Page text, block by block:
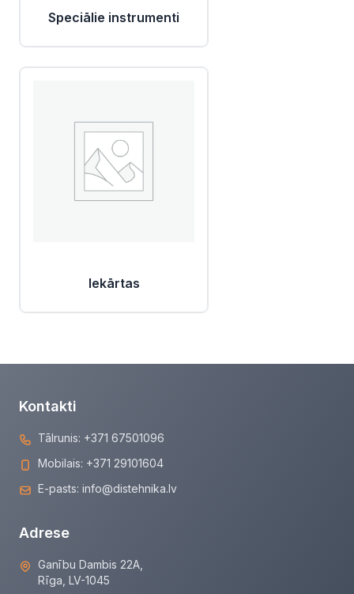
Speciālie instrumenti
Iekārtas
Kontakti
Tālrunis: +371 67501096
Mobilais: +371 29101604
E-pasts: info@distehnika.lv
Adrese
Ganību Dambis 22A,
Rīga, LV-1045